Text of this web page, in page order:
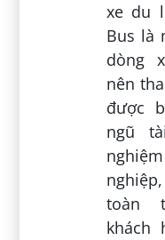
xe du
Bus là
dòng
nên
được
ngũ
toàn
khách